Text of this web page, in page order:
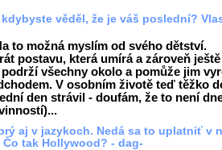
věděl, že je váš poslední?
to možná myslím od svého dětství.
postavu, která umírá a zároveň ještě
všechny okolo a pomůže jim
V osobním životě teď těžko
den strávil - doufám, že to není
aj v jazykoch. Nedá sa to uplatniť v
tak Hollywood? - dag-